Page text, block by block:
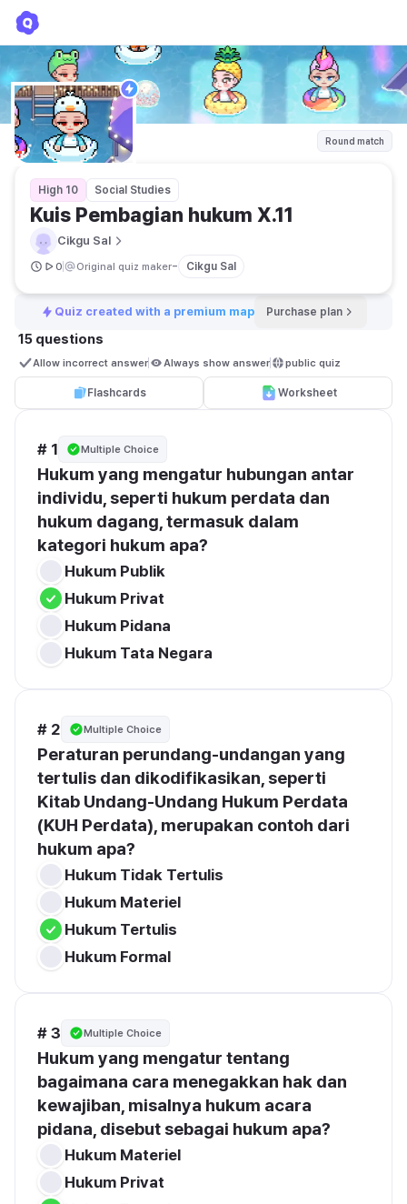
Round match
High 10 Social Studies
Kuis Pembagian hukum X.11
Cikgu Sal
0 Original quiz maker- Cikgu Sal
Quiz created with a premium map Purchase plan
15 questions
Allow incorrect answer Always show answer public quiz
Flashcards Worksheet
# 1 Multiple Choice
Hukum yang mengatur hubungan antar
individu, seperti hukum perdata dan
hukum dagang, termasuk dalam
kategori hukum apa?
Hukum Publik
Hukum Privat
Hukum Pidana
Hukum Tata Negara
# 2 Multiple Choice
Peraturan perundang-undangan yang
tertulis dan dikodifikasikan, seperti
Kitab Undang-Undang Hukum Perdata
(KUH Perdata), merupakan contoh dari
hukum apa?
Hukum Tidak Tertulis
Hukum Materiel
Hukum Tertulis
Hukum Formal
# 3 Multiple Choice
Hukum yang mengatur tentang
bagaimana cara menegakkan hak dan
kewajiban, misalnya hukum acara
pidana, disebut sebagai hukum apa?
Hukum Materiel
Hukum Privat